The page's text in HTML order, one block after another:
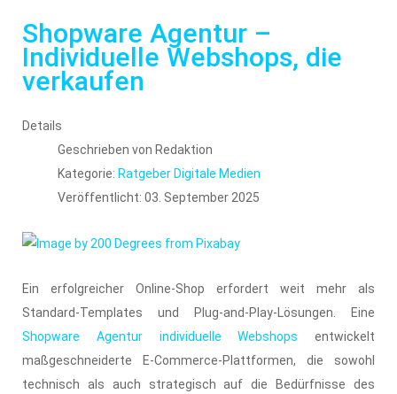
Shopware Agentur –
Individuelle Webshops, die
verkaufen
Details
Geschrieben von Redaktion
Kategorie: Ratgeber Digitale Medien
Veröffentlicht: 03. September 2025
Ein erfolgreicher Online-Shop erfordert weit mehr als
Standard-Templates und Plug-and-Play-Lösungen. Eine
Shopware Agentur individuelle Webshops entwickelt
maßgeschneiderte E-Commerce-Plattformen, die sowohl
technisch als auch strategisch auf die Bedürfnisse des